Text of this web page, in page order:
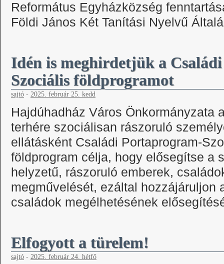
Református Egyházközség
Földi János Két Tanítási Nyelvű
Idén is meghirdetjük a
Szociális földprogramot
sajtó - 2025. február 25. kedd
Hajdúhadház Város Önkormányzata
terhére szociálisan rászoruló
ellátásként Családi Portaprogram-
földprogram célja, hogy elősegítse a
helyzetű, rászoruló emberek,
megművelését, ezáltal hozzájáruljon
családok megélhetésének
Elfogyott a türelem!
sajtó - 2025. február 24. hétfő